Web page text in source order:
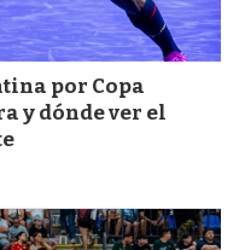
por Copa
y dónde ver el